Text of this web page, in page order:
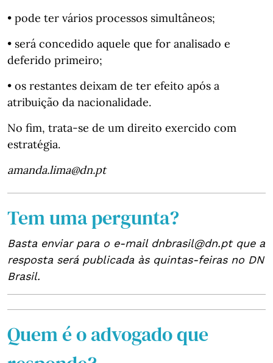
• pode ter vários processos simultâneos;
• será concedido aquele que for analisado e
deferido primeiro;
• os restantes deixam de ter efeito após a
atribuição da nacionalidade.
No fim, trata-se de um direito exercido com
estratégia.
amanda.lima@dn.pt
Tem uma pergunta?
Basta enviar para o e-mail dnbrasil@dn.pt que a
resposta será publicada às quintas-feiras no DN
Brasil.
Quem é o advogado que